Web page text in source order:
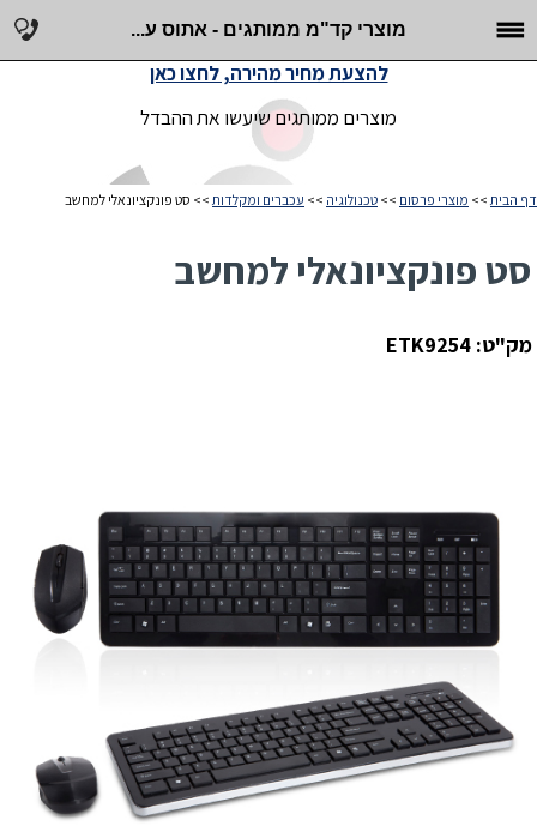
מוצרי קד"מ ממותגים - אתוס ע...
מוצרים ממותגים שיעשו את ההבדל
להצעת מחיר מהירה, לחצו כאן
דף הבית >> מוצרי פרסום >> טכנולוגיה >> עכברים ומקלדות >> סט פונקציונאלי למחשב
סט פונקציונאלי למחשב
מק"ט: ETK9254